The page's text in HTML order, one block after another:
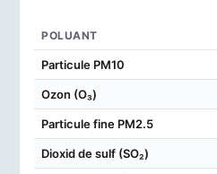
POLUANT
Particule PM10
Ozon (O₃)
Particule fine PM2.5
Dioxid de sulf (SO₂)